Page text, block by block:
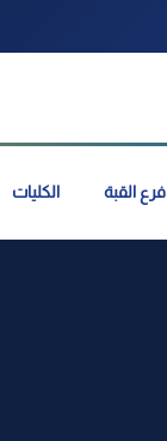
فرع القبة الكليات